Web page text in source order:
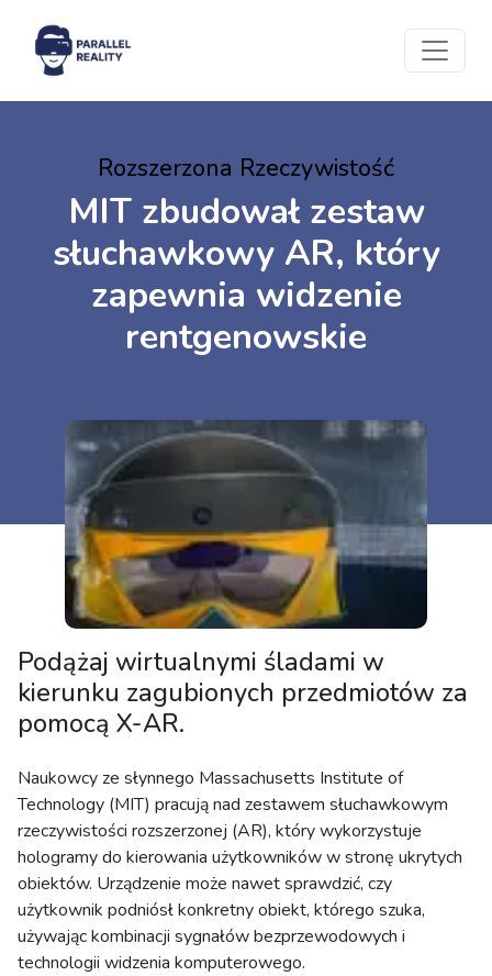
Rozszerzona Rzeczywistość
MIT zbudował zestaw
słuchawkowy AR, który
zapewnia widzenie
rentgenowskie
Podążaj wirtualnymi śladami w
kierunku zagubionych przedmiotów za
pomocą X-AR.
Naukowcy ze słynnego Massachusetts Institute of
Technology (MIT) pracują nad zestawem słuchawkowym
rzeczywistości rozszerzonej (AR), który wykorzystuje
hologramy do kierowania użytkowników w stronę ukrytych
obiektów. Urządzenie może nawet sprawdzić, czy
użytkownik podniósł konkretny obiekt, którego szuka,
używając kombinacji sygnałów bezprzewodowych i
technologii widzenia komputerowego.